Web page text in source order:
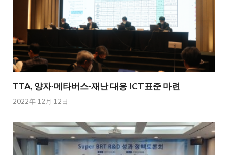
TTA, 양자·메타버스·재난 대응 ICT표준 마련
2022年 12月 12日